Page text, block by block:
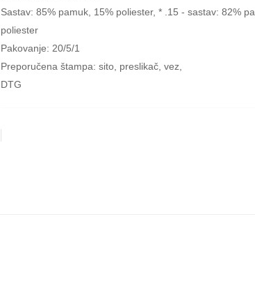
Sastav: 85% pamuk, 15% poliester, * .15 - sastav: 82%
poliester
Pakovanje: 20/5/1
Preporučena štampa: sito, preslikač, vez,
DTG